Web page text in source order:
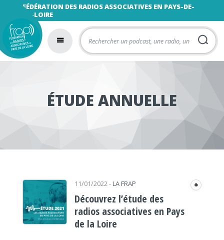
FÉDÉRATION DES RADIOS ASSOCIATIVES EN PAYS-DE-
LA-LOIRE
ÉTUDE ANNUELLE
11/01/2022- LA FRAP +
Découvrez l’étude des
radios associatives en Pays
de la Loire